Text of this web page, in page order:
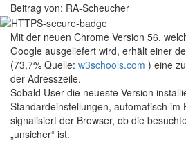
Beitrag von: RA-Scheucher
Mit der neuen Chrome Version 56,
Google ausgeliefert wird, erhält einer
(73,7% Quelle: w3schools.com ) eine
der Adresszeile.
Sobald User die neueste Version
Standardeinstellungen, automatisch im
signalisiert der Browser, ob die
„unsicher“ ist.